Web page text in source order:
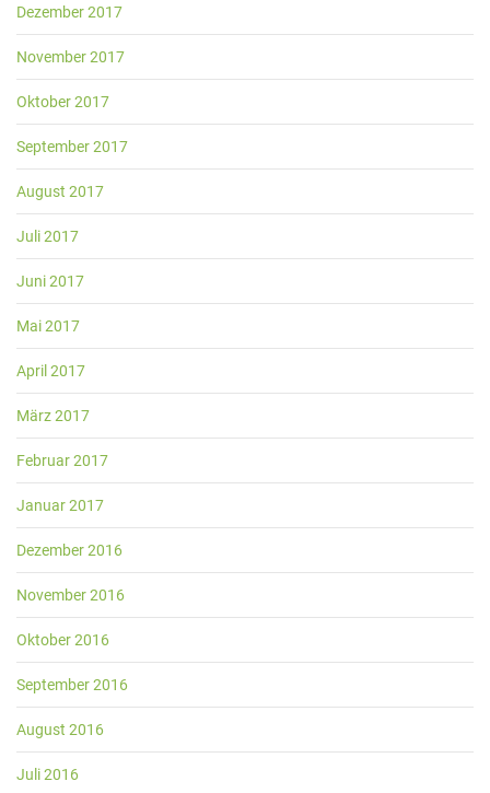
Dezember 2017
November 2017
Oktober 2017
September 2017
August 2017
Juli 2017
Juni 2017
Mai 2017
April 2017
März 2017
Februar 2017
Januar 2017
Dezember 2016
November 2016
Oktober 2016
September 2016
August 2016
Juli 2016